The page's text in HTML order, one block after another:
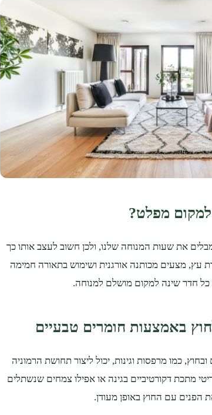
מפלט?
את שעות המנוחה שלנו, ולכן חשוב לעצב אותו כך
עץ, מצעים מכותנה אורגנית ושימוש בתאורה חמימה
כל חדר שינה למקום מושלם למנוחה.
באמצעות חומרים טבעיים
כמו מרפסות וגינות, יכול ליצור תחושת הרמוניה
מתכת דקורטיביים בגינה או אפילו צמחים שנשתלים
הפנים עם החוץ באופן מעודן.